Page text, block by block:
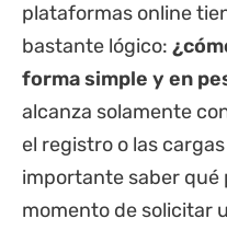
plataformas online
bastante lógico:
forma simple y en
alcanza solamente
el registro o las
importante saber qué
momento de solicitar